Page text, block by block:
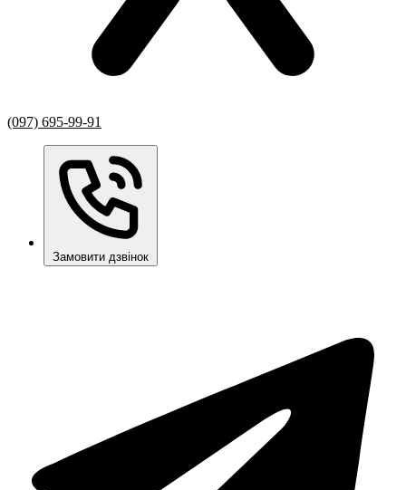
(097) 695-99-91
Замовити дзвінок